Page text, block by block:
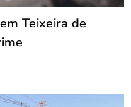
Teixeira de